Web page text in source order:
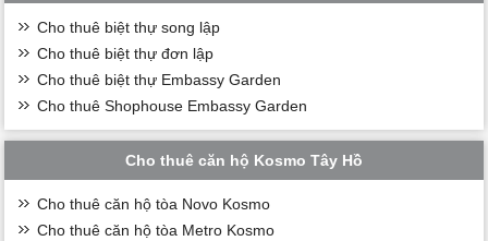
Cho thuê biệt thự song lập
Cho thuê biệt thự đơn lập
Cho thuê biệt thự Embassy Garden
Cho thuê Shophouse Embassy Garden
Cho thuê căn hộ Kosmo Tây Hồ
Cho thuê căn hộ tòa Novo Kosmo
Cho thuê căn hộ tòa Metro Kosmo